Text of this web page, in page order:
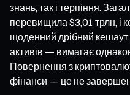
знань, так і терпіння.
перевищила $3,01 трлн, і
щоденний дрібний кешаут,
активів — вимагає
Повернення з
фінанси — це не